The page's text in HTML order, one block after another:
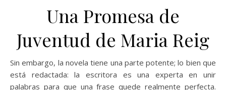
Una Promesa de
Juventud de Maria Reig
Sin embargo, la novela tiene una parte potente; lo bien que
está redactada: la escritora es una experta en unir
palabras para que una frase quede realmente perfecta.